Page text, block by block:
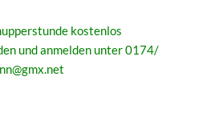
kostenlos
und anmelden unter 0174/